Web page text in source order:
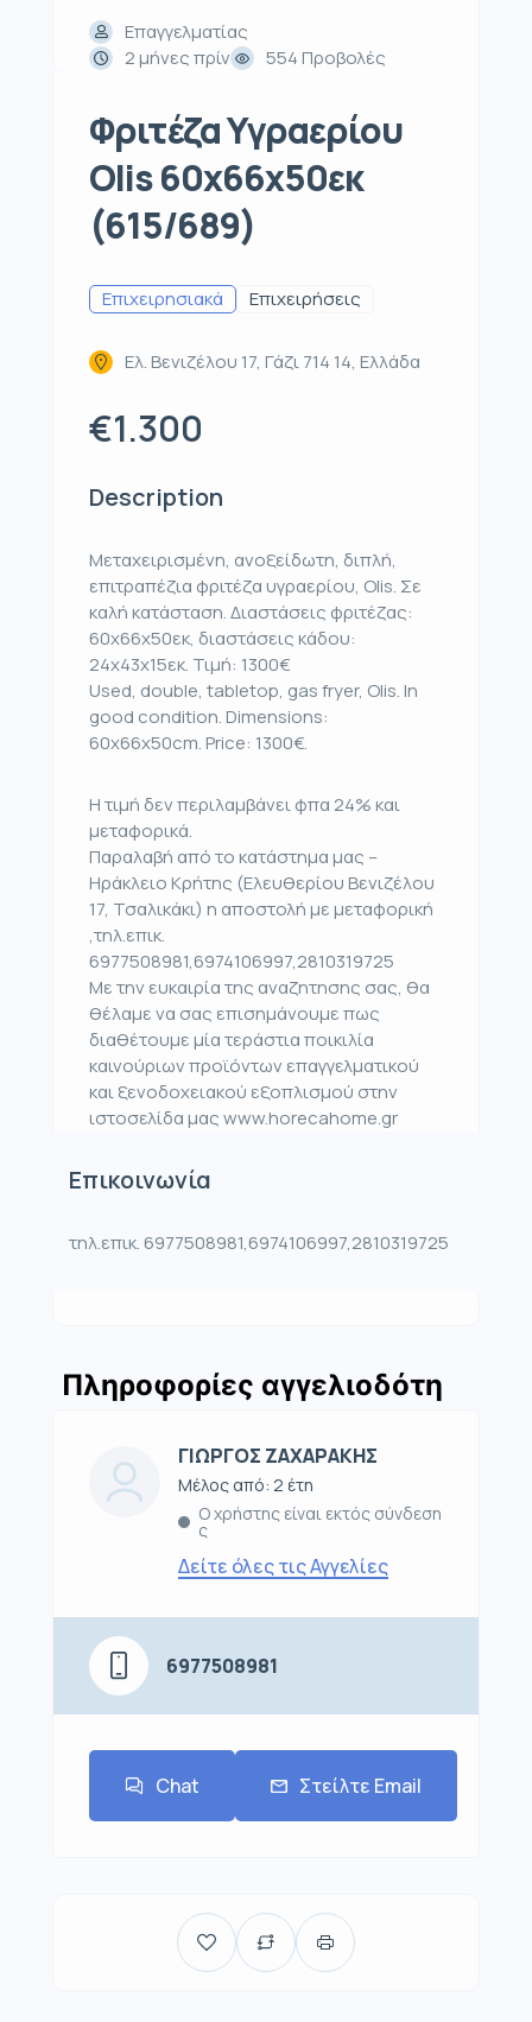
Επαγγελματίας
2 μήνες πρίν
554 Προβολές
Φριτέζα Υγραερίου
Olis 60x66x50εκ
(615/689)
Επιχειρησιακά Επιχειρήσεις
Ελ. Βενιζέλου 17, Γάζι 714 14, Ελλάδα
€1.300
Description
Μεταχειρισμένη, ανοξείδωτη, διπλή,
επιτραπέζια φριτέζα υγραερίου, Olis. Σε
καλή κατάσταση. Διαστάσεις φριτέζας:
60x66x50εκ, διαστάσεις κάδου:
24x43x15εκ. Τιμή: 1300€
Used, double, tabletop, gas fryer, Olis. In
good condition. Dimensions:
60x66x50cm. Price: 1300€.
Η τιμή δεν περιλαμβάνει φπα 24% και
μεταφορικά.
Παραλαβή από το κατάστημα μας –
Ηράκλειο Κρήτης (Ελευθερίου Βενιζέλου
17, Τσαλικάκι) η αποστολή με μεταφορική
,τηλ.επικ.
6977508981,6974106997,2810319725
Με την ευκαιρία της αναζητησης σας, θα
θέλαμε να σας επισημάνουμε πως
διαθέτουμε μία τεράστια ποικιλία
καινούριων προϊόντων επαγγελματικού
και ξενοδοχειακού εξοπλισμού στην
ιστοσελίδα μας www.horecahome.gr
Επικοινωνία
τηλ.επικ. 6977508981,6974106997,2810319725
Πληροφορίες αγγελιοδότη
ΓΙΩΡΓΟΣ ΖΑΧΑΡΑΚΗΣ
Μέλος από: 2 έτη
Ο χρήστης είναι εκτός σύνδεση
ς
Δείτε όλες τις Αγγελίες
6977508981
Chat Στείλτε Email